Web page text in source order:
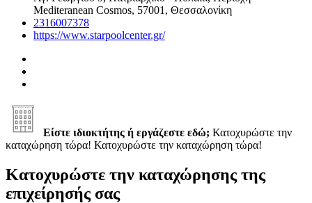
Mediteranean Cosmos, 57001, Θεσσαλονίκη
2316007378
https://www.starpoolcenter.gr/
Είστε ιδιοκτήτης ή εργάζεστε εδώ; Κατοχυρώστε την
καταχώρηση τώρα! Κατοχυρώστε την καταχώρηση τώρα!
Κατοχυρώστε την καταχώρησης της
επιχείρησής σας